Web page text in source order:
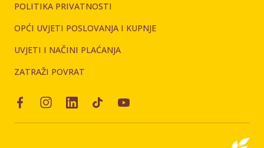
POLITIKA PRIVATNOSTI
OPĆI UVJETI POSLOVANJA I KUPNJE
UVJETI I NAČINI PLAĆANJA
ZATRAŽI POVRAT